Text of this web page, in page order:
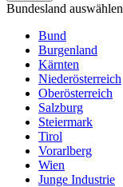
Bundesland auswählen
Bund
Burgenland
Kärnten
Niederösterreich
Oberösterreich
Salzburg
Steiermark
Tirol
Vorarlberg
Wien
Junge Industrie